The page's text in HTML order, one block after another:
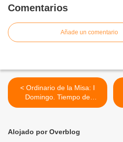
Comentarios
Añade un comentario
< Ordinario de la Misa: I
Domingo. Tiempo de
Cuaresma. Ciclo C. 17 de
Alojado por Overblog